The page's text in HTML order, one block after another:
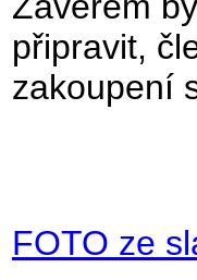
připravit,
zakoupení
FOTO ze